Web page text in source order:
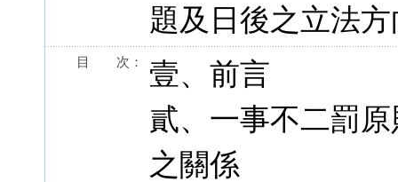
題及日後之立法
目 次：
壹、前言
貳、一事不二罰
之關係